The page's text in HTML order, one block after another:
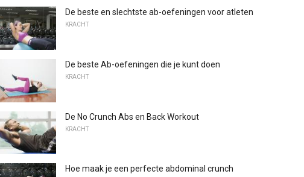
De beste en slechtste ab-oefeningen voor atleten
KRACHT
De beste Ab-oefeningen die je kunt doen
KRACHT
De No Crunch Abs en Back Workout
KRACHT
Hoe maak je een perfecte abdominal crunch